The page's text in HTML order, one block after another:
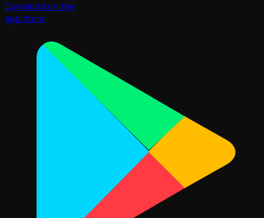
Download on the
App Store